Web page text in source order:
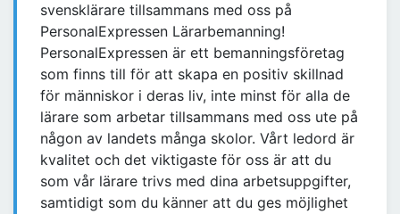
svensklärare tillsammans med oss på
PersonalExpressen Lärarbemanning!
PersonalExpressen är ett bemanningsföretag
som finns till för att skapa en positiv skillnad
för människor i deras liv, inte minst för alla de
lärare som arbetar tillsammans med oss ute på
någon av landets många skolor. Vårt ledord är
kvalitet och det viktigaste för oss är att du
som vår lärare trivs med dina arbetsuppgifter,
samtidigt som du känner att du ges möjlighet